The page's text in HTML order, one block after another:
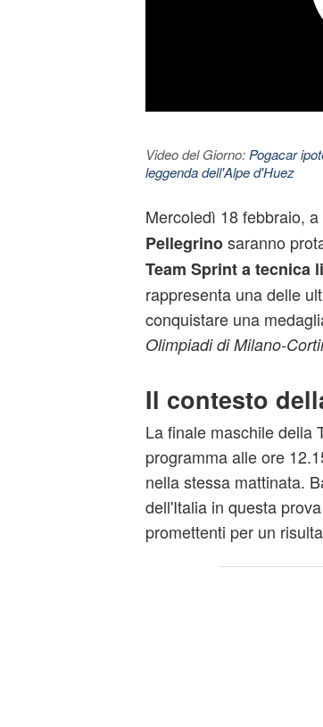
Video del Giorno: Pogacar
leggenda dell'Alpe d'Huez
Mercoledì 18 febbraio, a
Pellegrinosaranno
Team Sprint a tecnica
rappresenta una delle
conquistare una
Olimpiadi di Milano-
Il contesto
La finale maschile della
programma alle ore
nella stessa mattinata.
dell'Italia in questa
promettenti per un